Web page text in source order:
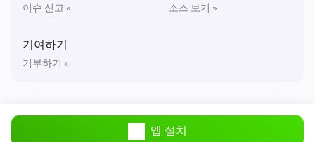
이슈 신고 » 소스 보기 »
기여하기
기부하기 »
앱 설치